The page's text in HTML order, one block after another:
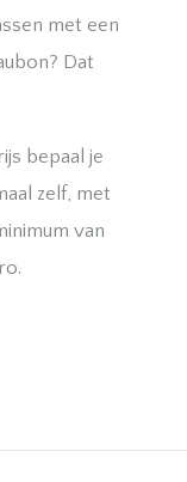
met een
Dat
bepaal je
zelf, met
van